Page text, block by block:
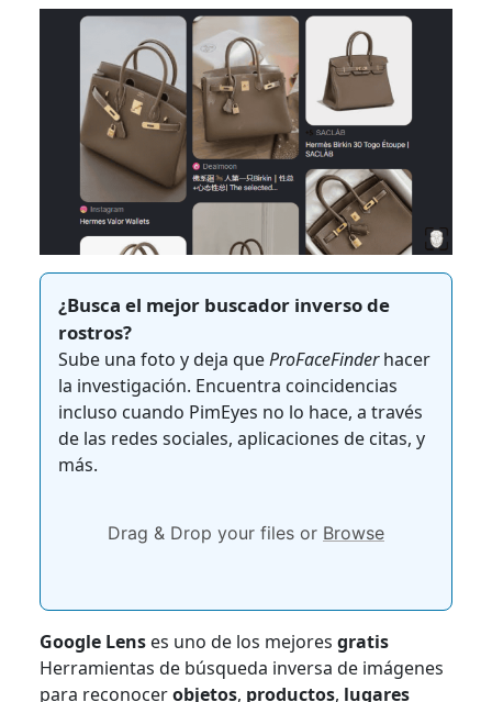
¿Busca el mejor buscador inverso de
rostros?
Sube una foto y deja queProFaceFinderhacer
la investigación. Encuentra coincidencias
incluso cuando PimEyes no lo hace, a través
de las redes sociales, aplicaciones de citas, y
más.
Drag & Drop your files or Browse
Google Lenses uno de los mejores gratis
Herramientas de búsqueda inversa de imágenes
para reconocerobjetos, productos, lugares